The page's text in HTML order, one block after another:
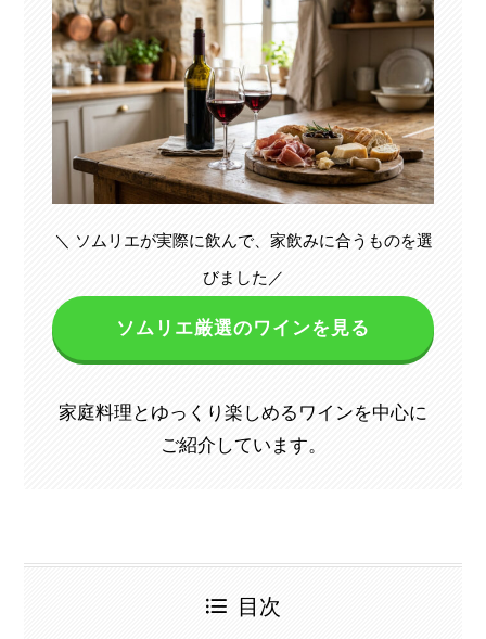
＼ ソムリエが実際に飲んで、家飲みに合うものを選
びました／
ソムリエ厳選のワインを見る
家庭料理とゆっくり楽しめるワインを中心に
ご紹介しています。
目次